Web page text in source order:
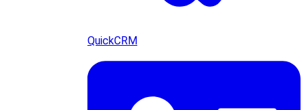
QuickCRM